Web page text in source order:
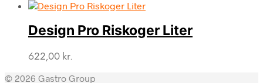
Design Pro Riskoger Liter
622,00 kr.
© 2026 Gastro Group